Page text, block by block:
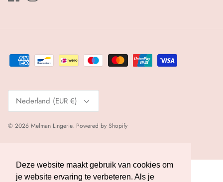
Deze website maakt gebruik van cookies om
je website ervaring te verbeteren. Als je
Deze website maakt gebruik van cookies om
je website ervaring te verbeteren. Als je
Valuta
Nederland (EUR €)
© 2026 Melman Lingerie. Powered by Shopify